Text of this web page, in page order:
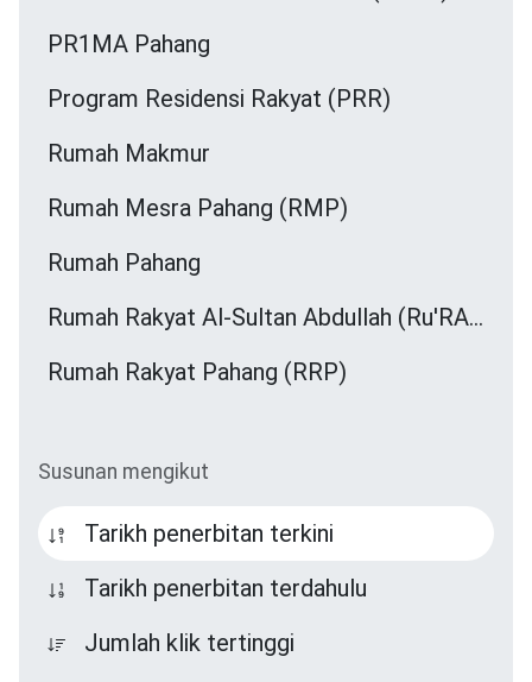
PR1MA Pahang
Program Residensi Rakyat (PRR)
Rumah Makmur
Rumah Mesra Pahang (RMP)
Rumah Pahang
Rumah Rakyat Al-Sultan Abdullah (Ru'RASA)
Rumah Rakyat Pahang (RRP)
Susunan mengikut
Tarikh penerbitan terkini
Tarikh penerbitan terdahulu
Jumlah klik tertinggi